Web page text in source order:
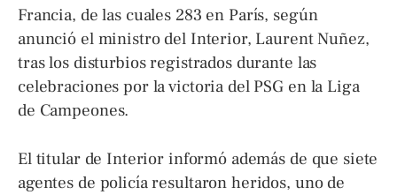
Francia, de las cuales 283 en París, según
anunció el ministro del Interior, Laurent Nuñez,
tras los disturbios registrados durante las
celebraciones por la victoria del PSG en la Liga
de Campeones.
El titular de Interior informó además de que siete
agentes de policía resultaron heridos, uno de